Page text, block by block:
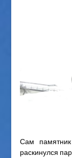
Сам
раскинулся